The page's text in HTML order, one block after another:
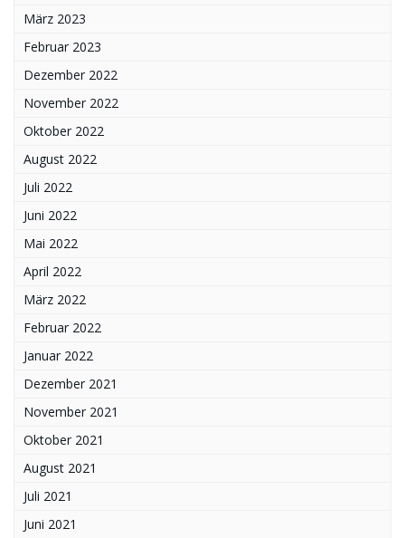
März 2023
Februar 2023
Dezember 2022
November 2022
Oktober 2022
August 2022
Juli 2022
Juni 2022
Mai 2022
April 2022
März 2022
Februar 2022
Januar 2022
Dezember 2021
November 2021
Oktober 2021
August 2021
Juli 2021
Juni 2021